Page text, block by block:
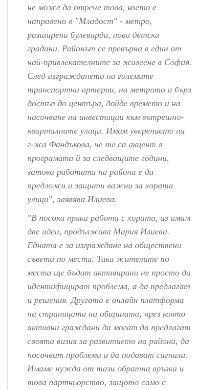
не може да отрече това, което е
направено в "Младост" - метро,
разширени булеварди, нови детски
градини. Районът се превърна в един от
най-привлекателните за живеене в София.
След изграждането на големите
транспортни артерии, на метрото и бърз
достъп до центъра, дойде времето и на
насочване на инвестиции към вътрешно-
кварталните улици. Имам уверението на
г-жа Фандъкова, че те са акцент в
програмата й за следващите години,
затова работата на района е да
предложи и защити важни за хората
улици", заявява Илиева.
"В посока пряка работа с хората, аз имам
две идеи, продължава Мария Илиева.
Едната е за изграждане на обществени
съвети по места. Така жителите по
места ще бъдат активирани не просто да
идентифицират проблема, а да предлагат
и решения. Другата е онлайн платформа
на страницата на общината, чрез която
активни граждани да могат да предлагат
своята визия за развитието на района, да
посочват проблеми и да подават сигнали.
Имаме нужда от тази обратна връзка и
това партньорство, защото само с